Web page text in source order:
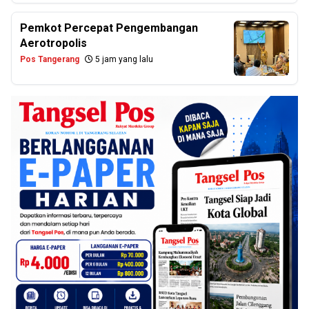
Pemkot Percepat Pengembangan
Aerotropolis
Pos Tangerang 5 jam yang lalu